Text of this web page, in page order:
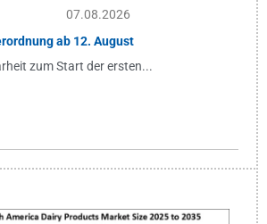
07.08.2026
ab 12. August
zum Start der ersten...